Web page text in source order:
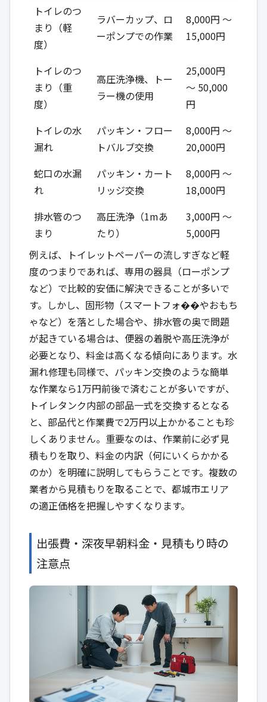
トイレのつ
まり（軽
度）
ラバーカップ、ロ
ーポンプでの作業
8,000円 ～
15,000円
トイレのつ
まり（重
度）
高圧洗浄機、トー
ラー機の使用
25,000円
～ 50,000
円
トイレの水
漏れ
パッキン・フロー
トバルブ交換
8,000円 ～
20,000円
蛇口の水漏
れ
パッキン・カート
リッジ交換
8,000円 ～
18,000円
排水管のつ
まり
高圧洗浄（1mあ
たり）
3,000円 ～
5,000円
例えば、トイレットペーパーの流しすぎなど軽
度のつまりであれば、専用の器具（ローポンプ
など）で比較的安価に解決できることが多いで
す。しかし、固形物（スマートフォ��やおもち
ゃなど）を落とした場合や、排水管の奥で問題
が起きている場合は、便器の着脱や高圧洗浄が
必要となり、料金は高くなる傾向にあります。水
漏れ修理も同様で、パッキン交換のような簡単
な作業なら1万円前後で済むことが多いですが、
トイレタンク内部の部品一式を交換するとなる
と、部品代と作業費で2万円以上かかることも珍
しくありません。重要なのは、作業前に必ず見
積もりを取り、料金の内訳（何にいくらかかる
のか）を明確に説明してもらうことです。複数の
業者から見積もりを取ることで、都城市エリア
の適正価格を把握しやすくなります。
出張費・深夜早朝料金・見積もり時の
注意点